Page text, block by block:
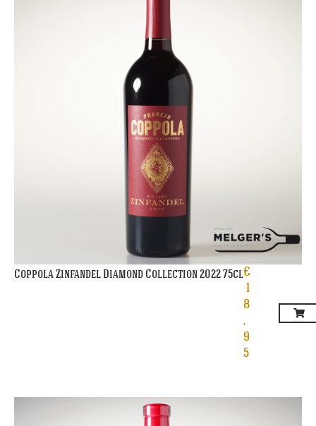
Coppola Zinfandel Diamond Collection 2022 75cl€
1
8
,
9
5